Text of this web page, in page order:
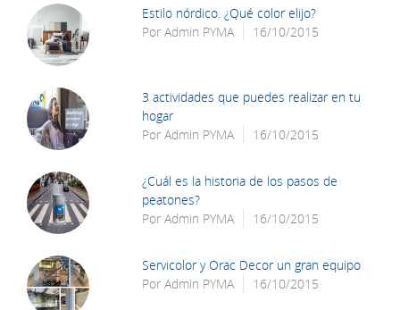
Estilo nórdico. ¿Qué color elijo?
PorAdmin PYMA 16/10/2015
3 actividades que puedes realizar en tu
hogar
PorAdmin PYMA 16/10/2015
¿Cuál es la historia de los pasos de
peatones?
PorAdmin PYMA 16/10/2015
Servicolor y Orac Decor un gran equipo
PorAdmin PYMA 16/10/2015